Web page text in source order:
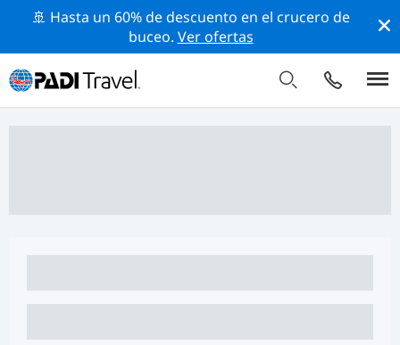
🚢 Hasta un 60% de descuento en el crucero de
buceo. Ver ofertas